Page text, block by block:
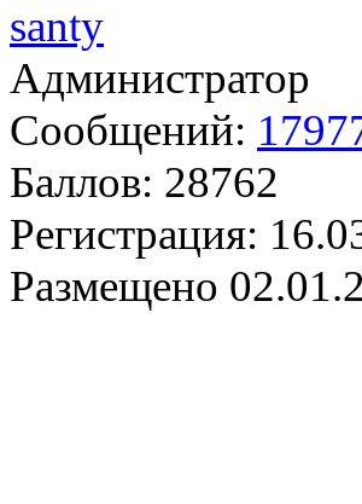
santy
Администратор
Сообщений:
Баллов: 28762
Регистрация:
Размещено